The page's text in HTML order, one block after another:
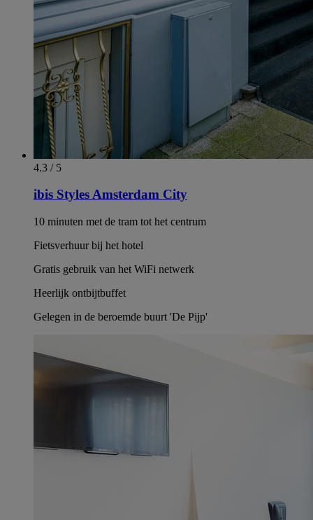
4.3 / 5
ibis Styles Amsterdam City
10 minuten met de tram tot het centrum
Fietsverhuur bij het hotel
Gratis gebruik van het WiFi netwerk
Heerlijk ontbijtbuffet
Gelegen in de beroemde buurt 'De Pijp'